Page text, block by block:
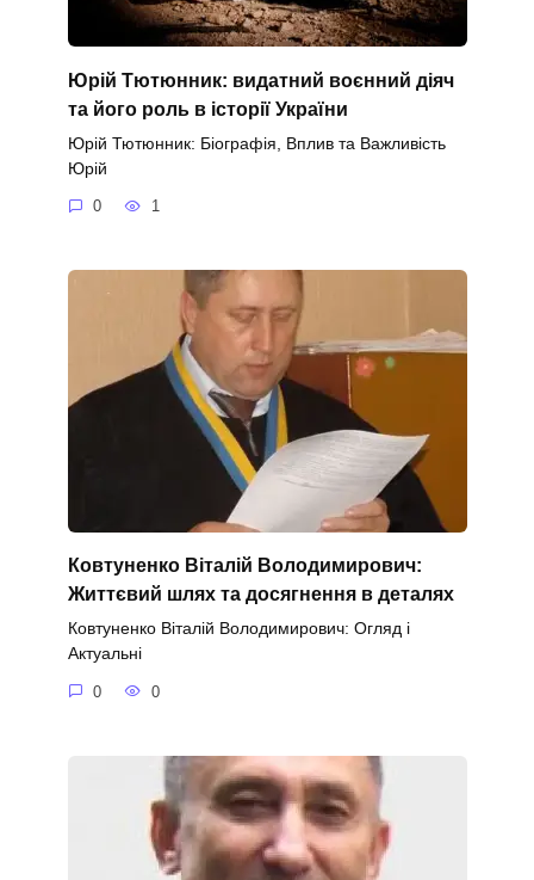
Юрій Тютюнник: видатний воєнний діяч
та його роль в історії України
Юрій Тютюнник: Біографія, Вплив та Важливість
Юрій
0 1
Ковтуненко Віталій Володимирович:
Життєвий шлях та досягнення в деталях
Ковтуненко Віталій Володимирович: Огляд і
Актуальні
0 0